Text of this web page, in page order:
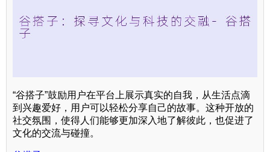
“谷搭子”鼓励用户在平台上展示真实的自我，从生活点滴
到兴趣爱好，用户可以轻松分享自己的故事。这种开放的
社交氛围，使得人们能够更加深入地了解彼此，也促进了
文化的交流与碰撞。